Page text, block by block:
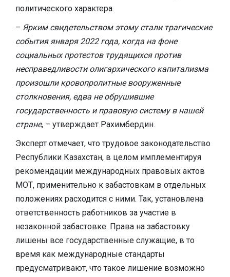
политического характера.
– Ярким свидетельством этому стали трагические
события января 2022 года, когда на фоне
социальных протестов трудящихся против
несправедливости олигархического капитализма
произошли кровопролитные вооруженные
столкновения, едва не обрушившие
государственность и правовую систему в нашей
стране, – утверждает Рахимбердин.
Эксперт отмечает, что трудовое законодательство
Республики Казахстан, в целом имплементируя
рекомендации международных правовых актов
МОТ, применительно к забастовкам в отдельных
положениях расходится с ними. Так, установлена
ответственность работников за участие в
незаконной забастовке. Права на забастовку
лишены все государственные служащие, в то
время как международные стандарты
предусматривают, что такое лишение возможно